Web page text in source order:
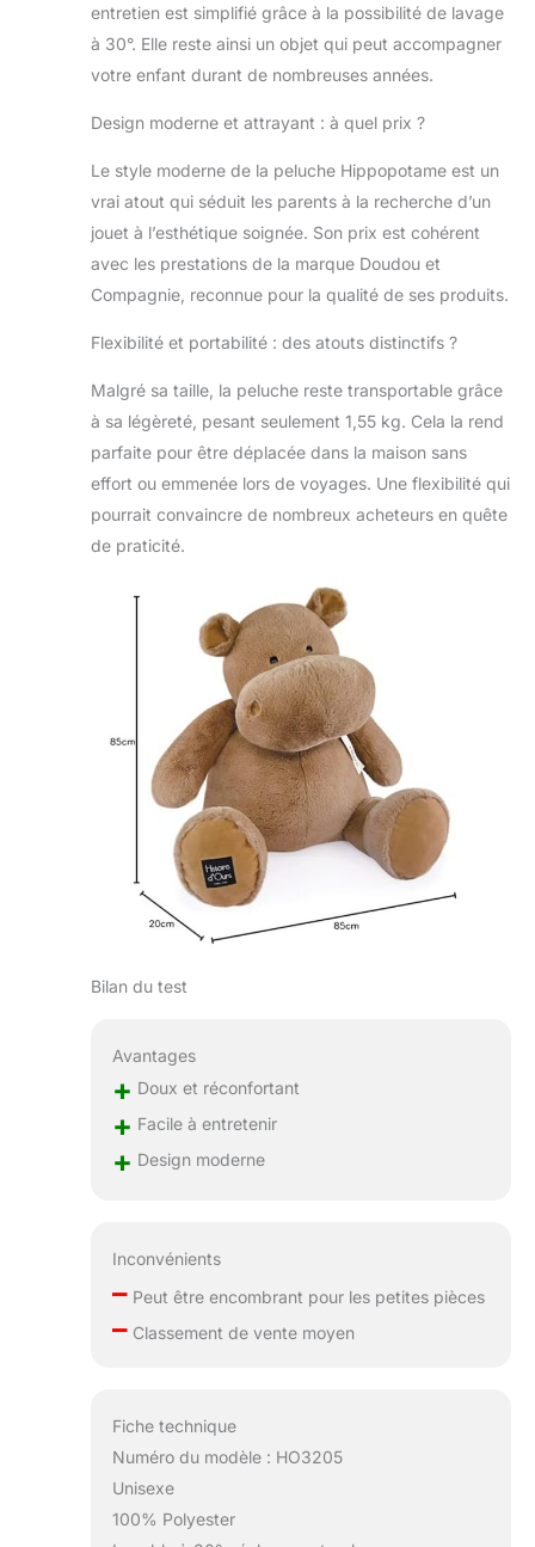
entretien est simplifié grâce à la possibilité de lavage
à 30°. Elle reste ainsi un objet qui peut accompagner
votre enfant durant de nombreuses années.
Design moderne et attrayant : à quel prix ?
Le style moderne de la peluche Hippopotame est un
vrai atout qui séduit les parents à la recherche d’un
jouet à l’esthétique soignée. Son prix est cohérent
avec les prestations de la marque Doudou et
Compagnie, reconnue pour la qualité de ses produits.
Flexibilité et portabilité : des atouts distinctifs ?
Malgré sa taille, la peluche reste transportable grâce
à sa légèreté, pesant seulement 1,55 kg. Cela la rend
parfaite pour être déplacée dans la maison sans
effort ou emmenée lors de voyages. Une flexibilité qui
pourrait convaincre de nombreux acheteurs en quête
de praticité.
Bilan du test
Avantages
+ Doux et réconfortant
+ Facile à entretenir
+ Design moderne
Inconvénients
–Peut être encombrant pour les petites pièces
–Classement de vente moyen
Fiche technique
Numéro du modèle : HO3205
Unisexe
100% Polyester